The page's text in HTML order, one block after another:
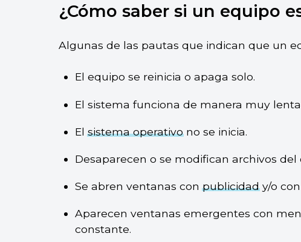
¿Cómo saber si un equipo
Algunas de las pautas que indican que un
El equipo se reinicia o apaga solo.
El sistema funciona de manera muy
Elsistema operativono se inicia.
Desaparecen o se modifican archivos del
Se abren ventanas conpublicidady/o
Aparecen ventanas emergentes con
constante.